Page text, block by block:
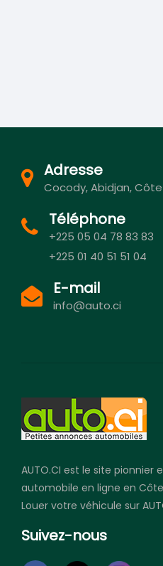
Adresse
Cocody, Abidjan,
Téléphone
+225 05 04 78 83 83
+225 01 40 51 51 04
E-mail
info@auto.ci
AUTO.CI est le site pionnier
automobile en ligne en
Louer votre véhicule sur
Suivez-nous